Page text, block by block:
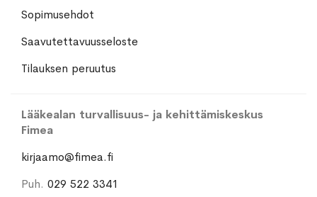
Sopimusehdot
Saavutettavuusseloste
Tilauksen peruutus
Lääkealan turvallisuus- ja kehittämiskeskus
Fimea
kirjaamo@fimea.fi
Puh. 029 522 3341